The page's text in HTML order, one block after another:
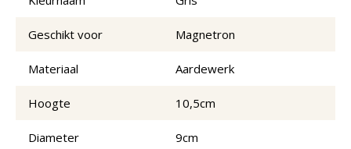
Geschikt voor Magnetron
Materiaal Aardewerk
Hoogte 10,5cm
Diameter 9cm